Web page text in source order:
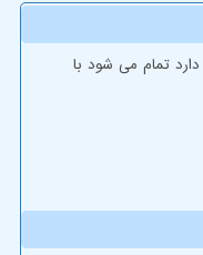
تمام می شود با